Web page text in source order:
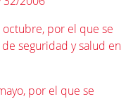
por el que se
seguridad y salud en
por el que se